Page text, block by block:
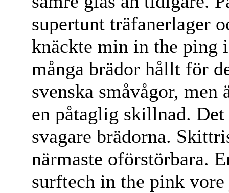
supertunt träfanerlager
knäckte min in the ping
många brädor hållt för
svenska småvågor,
en påtaglig skillnad.
svagare brädorna.
närmaste oförstörbara.
surftech in the pink